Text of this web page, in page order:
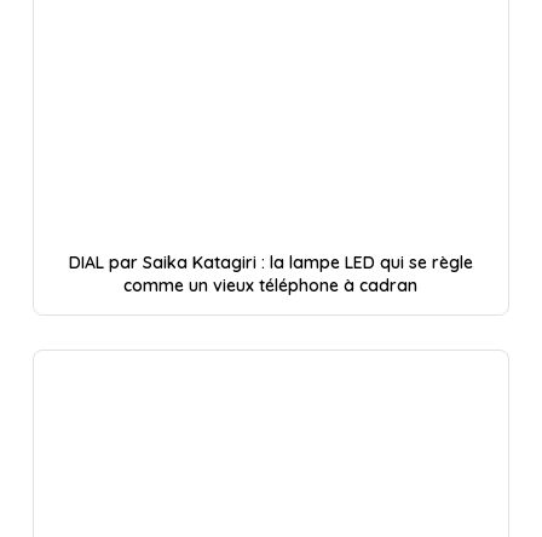
DIAL par Saika Katagiri : la lampe LED qui se règle
comme un vieux téléphone à cadran